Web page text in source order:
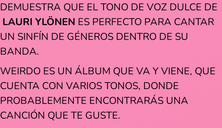
DEMUESTRA QUE EL TONO DE VOZ DULCE DE
LAURI YLÖNEN ES PERFECTO PARA CANTAR
UN SINFÍN DE GÉNEROS DENTRO DE SU
BANDA.
WEIRDO ES UN ÁLBUM QUE VA Y VIENE, QUE
CUENTA CON VARIOS TONOS, DONDE
PROBABLEMENTE ENCONTRARÁS UNA
CANCIÓN QUE TE GUSTE.